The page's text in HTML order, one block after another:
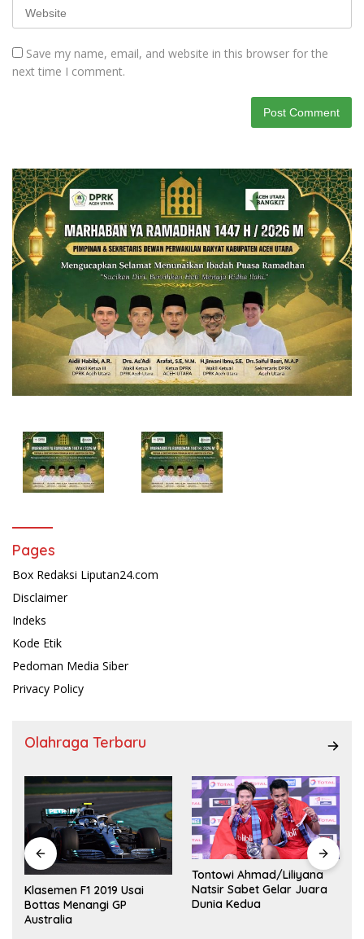
Save my name, email, and website in this browser for the
next time I comment.
Pages
Box Redaksi Liputan24.com
Disclaimer
Indeks
Kode Etik
Pedoman Media Siber
Privacy Policy
Olahraga Terbaru
Klasemen F1 2019 Usai
Bottas Menangi GP
Australia
Tontowi Ahmad/Liliyana
Natsir Sabet Gelar Juara
Dunia Kedua